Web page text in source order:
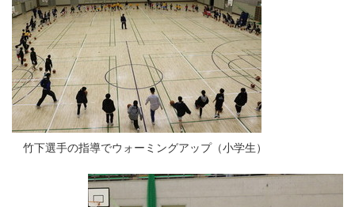
竹下選手の指導でウォーミングアップ（小学生）